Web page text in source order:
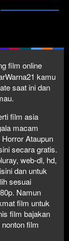
film online
kamu
saat ini dan
film asia
macam
Ataupun
secara gratis.
web-dl, hd,
dan untuk
sesuai
Namun
film untuk
film bajakan
film